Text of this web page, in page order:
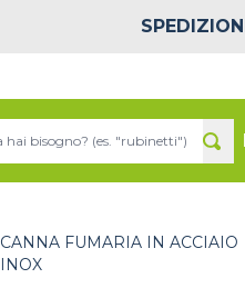
CANNA FUMARIA IN ACCIAIO
INOX